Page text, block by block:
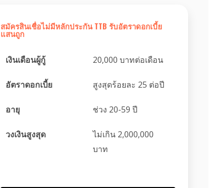
สมัครสินเชื่อไม่มีหลักประกัน TTB รับอัตราดอกเบี้ย
แสนถูก
เงินเดือนผู้กู้ 20,000 บาทต่อเดือน
อัตราดอกเบี้ย สูงสุดร้อยละ 25 ต่อปี
อายุ ช่วง 20-59 ปี
วงเงินสูงสุด
ไม่เกิน 2,000,000
บาท